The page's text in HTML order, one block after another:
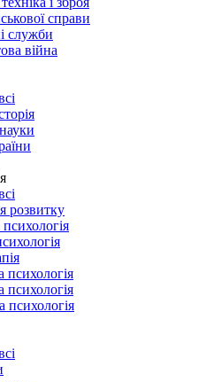
справи
служби
війна
розвитку
психологія
психологія
психологія